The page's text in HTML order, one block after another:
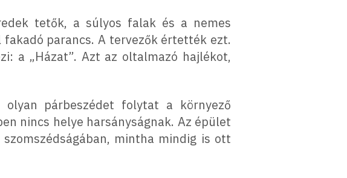
tetők, a súlyos falak és a nemes
parancs. A tervezők értették ezt.
a „Házat”. Azt az oltalmazó hajlékot,
párbeszédet folytat a környező
nincs helye harsányságnak. Az épület
mintha mindig is ott